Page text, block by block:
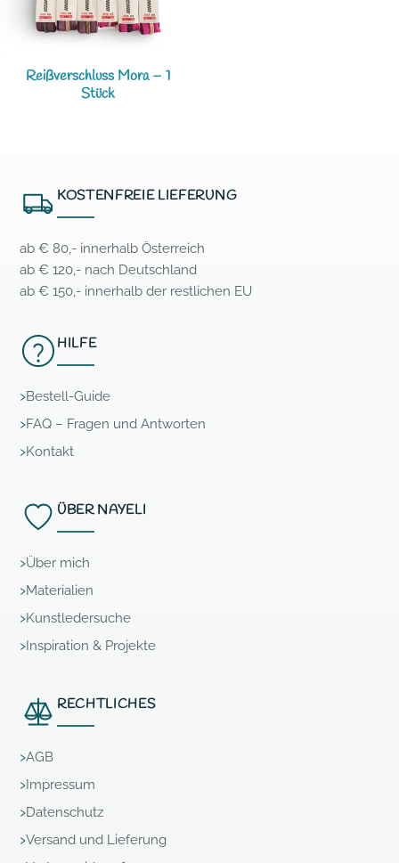
Reißverschluss Mora – 1
Stück
KOSTENFREIE LIEFERUNG
ab € 80,- innerhalb Österreich
ab € 120,- nach Deutschland
ab € 150,- innerhalb der restlichen EU
HILFE
Bestell-Guide
FAQ – Fragen und Antworten
Kontakt
ÜBER NAYELI
Über mich
Materialien
Kunstledersuche
Inspiration & Projekte
RECHTLICHES
AGB
Impressum
Datenschutz
Versand und Lieferung